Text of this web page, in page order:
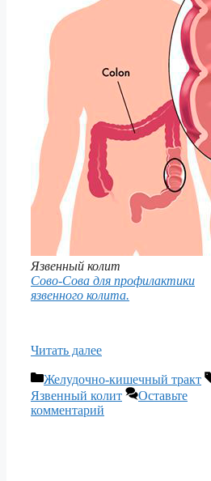
Язвенный колит
Сово-Сова для профилактики
язвенного колита.
Читать далее
Рубрики
Желудочно-кишечный тракт
Язвенный колит
Оставьте
комментарий